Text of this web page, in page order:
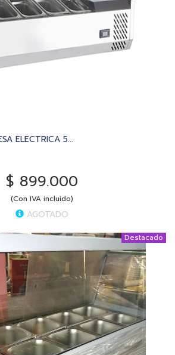
ELECTRICA 5...
$ 899.000
(Con IVA incluido)
AGOTADO
Destacado